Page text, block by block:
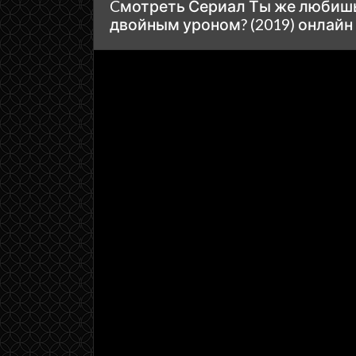
Cмотреть Сериал Ты же
двойным уроном? (2019)